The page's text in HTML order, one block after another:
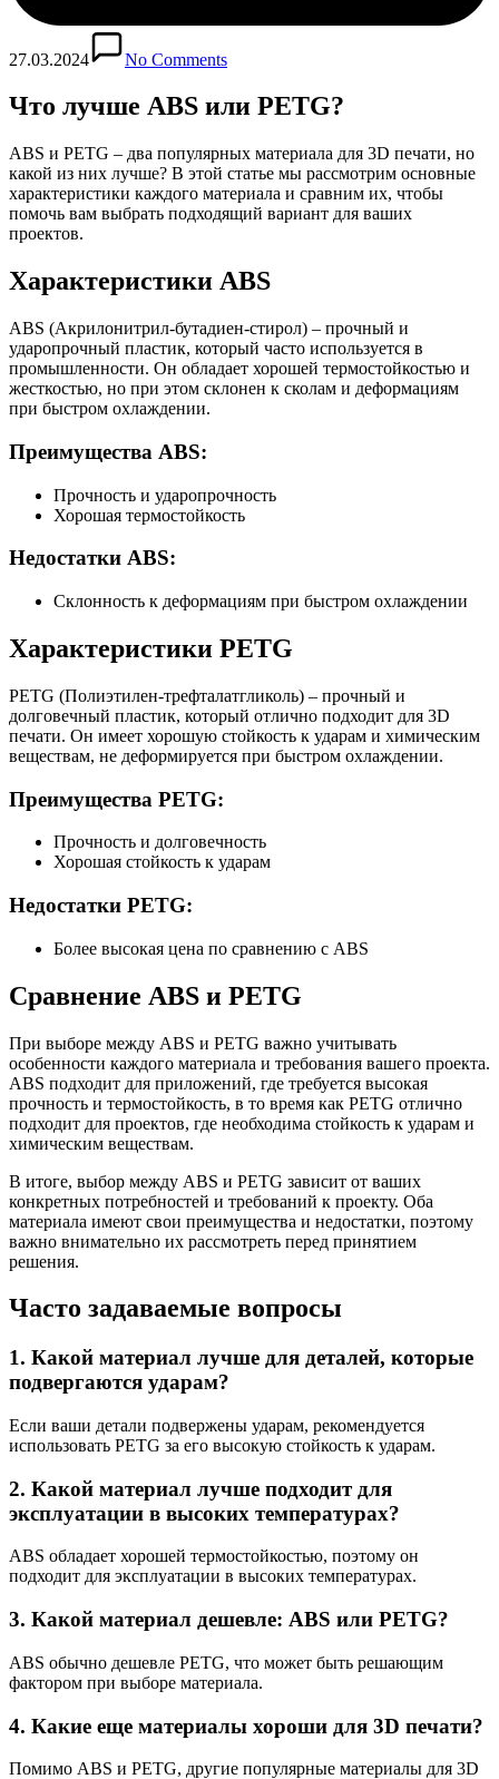
27.03.2024 No Comments
Что лучше ABS или PETG?
ABS и PETG – два популярных материала для 3D печати, но
какой из них лучше? В этой статье мы рассмотрим основные
характеристики каждого материала и сравним их, чтобы
помочь вам выбрать подходящий вариант для ваших
проектов.
Характеристики ABS
ABS (Акрилонитрил-бутадиен-стирол) – прочный и
ударопрочный пластик, который часто используется в
промышленности. Он обладает хорошей термостойкостью и
жесткостью, но при этом склонен к сколам и деформациям
при быстром охлаждении.
Преимущества ABS:
Прочность и ударопрочность
Хорошая термостойкость
Недостатки ABS:
Склонность к деформациям при быстром охлаждении
Характеристики PETG
PETG (Полиэтилен-трефталатгликоль) – прочный и
долговечный пластик, который отлично подходит для 3D
печати. Он имеет хорошую стойкость к ударам и химическим
веществам, не деформируется при быстром охлаждении.
Преимущества PETG:
Прочность и долговечность
Хорошая стойкость к ударам
Недостатки PETG:
Более высокая цена по сравнению с ABS
Сравнение ABS и PETG
При выборе между ABS и PETG важно учитывать
особенности каждого материала и требования вашего проекта.
ABS подходит для приложений, где требуется высокая
прочность и термостойкость, в то время как PETG отлично
подходит для проектов, где необходима стойкость к ударам и
химическим веществам.
В итоге, выбор между ABS и PETG зависит от ваших
конкретных потребностей и требований к проекту. Оба
материала имеют свои преимущества и недостатки, поэтому
важно внимательно их рассмотреть перед принятием
решения.
Часто задаваемые вопросы
1. Какой материал лучше для деталей, которые
подвергаются ударам?
Если ваши детали подвержены ударам, рекомендуется
использовать PETG за его высокую стойкость к ударам.
2. Какой материал лучше подходит для
эксплуатации в высоких температурах?
ABS обладает хорошей термостойкостью, поэтому он
подходит для эксплуатации в высоких температурах.
3. Какой материал дешевле: ABS или PETG?
ABS обычно дешевле PETG, что может быть решающим
фактором при выборе материала.
4. Какие еще материалы хороши для 3D печати?
Помимо ABS и PETG, другие популярные материалы для 3D